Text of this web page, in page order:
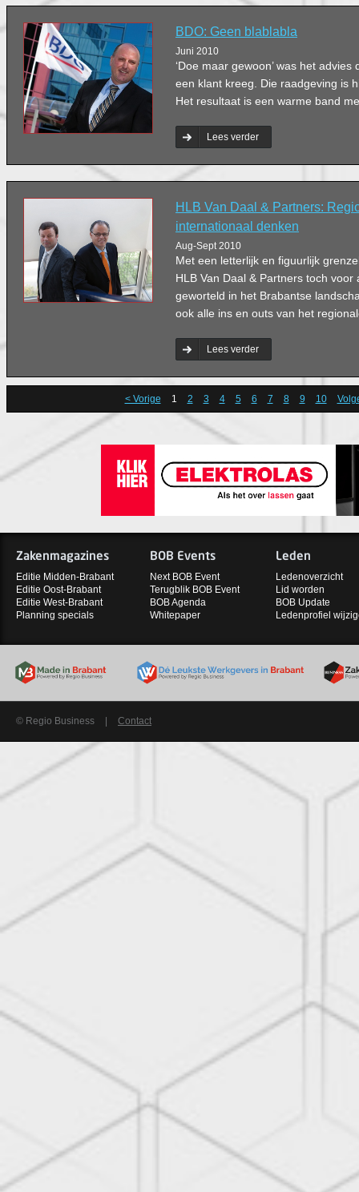
BDO: Geen blablabla
Juni 2010
‘Doe maar gewoon’ was het
een klant kreeg. Die raadgeving is
Het resultaat is een warme band
Lees verder
HLB Van Daal & Partners:
internationaal denken
Aug-Sept 2010
Met een letterlijk en figuurlijk
HLB Van Daal & Partners toch voor
geworteld in het Brabantse
ook alle ins en outs van het
Lees verder
< Vorige 1 2 3 4 5 6 7 8 9 10
Zakenmagazines
Editie Midden-Brabant
Editie Oost-Brabant
Editie West-Brabant
Planning specials
BOB Events
Next BOB Event
Terugblik BOB Event
BOB Agenda
Whitepaper
Leden
Ledenoverzicht
Lid worden
BOB Update
Ledenprofiel
© Regio Business Contact